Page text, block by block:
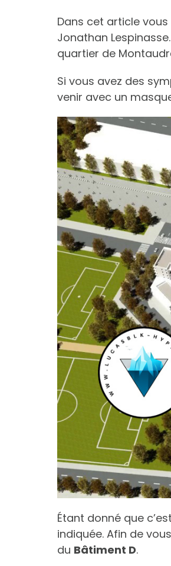
Dans cet article
Jonathan
quartier de
Si vous avez des
venir avec un
Étant donné que
indiquée. Afin de
du Bâtiment D.